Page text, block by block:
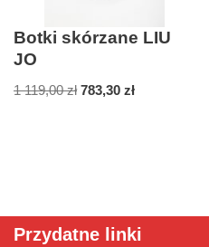
Botki skórzane LIU
JO
1 119,00zł 783,30 zł
Przydatne linki